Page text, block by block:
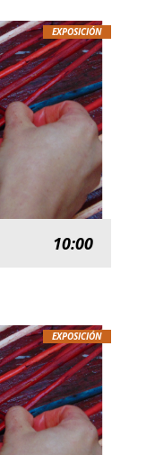
EXPOSICIÓN
10:00
EXPOSICIÓN